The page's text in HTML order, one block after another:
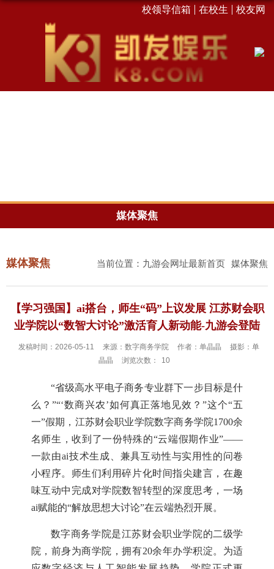
校领导信箱 在校生 校友网
媒体聚焦
当前位置： 九游会网址最新首页 媒体聚焦
媒体聚焦
【学习强国】ai搭台，师生“码”上议发展 江苏财会职
业学院以“数智大讨论”激活育人新动能-九游会登陆
发稿时间：2026-05-11 来源：数字商务学院 作者：单晶晶
摄影：单
晶晶
浏览次数： 10
“省级高水平电子商务专业群下一步目标是什
么？”“‘数商兴农’如何真正落地见效？”这个“五
一”假期，江苏财会职业学院数字商务学院1700余
名师生，收到了一份特殊的“云端假期作业”——
一款由ai技术生成、兼具互动性与实用性的问卷
小程序。师生们利用碎片化时间指尖建言，在趣
味互动中完成对学院数智转型的深度思考，一场
ai赋能的“解放思想大讨论”在云端热烈开展。
数字商务学院是江苏财会职业学院的二级学
院，前身为商学院，拥有20余年办学积淀。为适